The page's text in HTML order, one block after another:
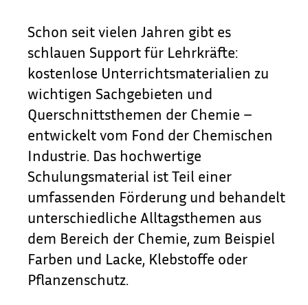
Schon seit vielen Jahren gibt es
schlauen Support für Lehrkräfte:
kostenlose Unterrichtsmaterialien zu
wichtigen Sachgebieten und
Querschnittsthemen der Chemie –
entwickelt vom Fond der Chemischen
Industrie. Das hochwertige
Schulungsmaterial ist Teil einer
umfassenden Förderung und behandelt
unterschiedliche Alltagsthemen aus
dem Bereich der Chemie, zum Beispiel
Farben und Lacke, Klebstoffe oder
Pflanzenschutz.